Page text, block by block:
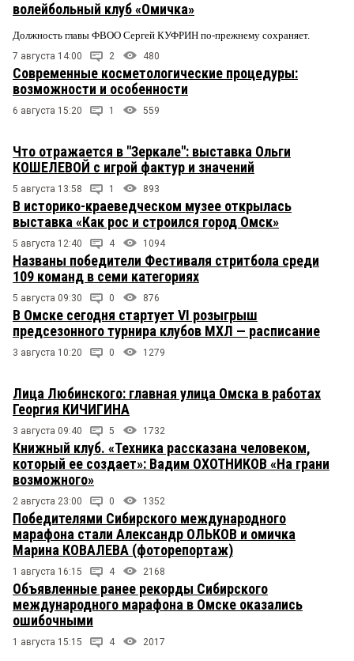
волейбольный клуб «Омичка»
Должность главы ФВОО Сергей КУФРИН по-прежнему сохраняет.
7 августа 14:00 2 480
Современные косметологические процедуры:
возможности и особенности
6 августа 15:20 1 559
Что отражается в "Зеркале": выставка Ольги
КОШЕЛЕВОЙ с игрой фактур и значений
5 августа 13:58 1 893
В историко-краеведческом музее открылась
выставка «Как рос и строился город Омск»
5 августа 12:40 4 1094
Названы победители Фестиваля стритбола среди
109 команд в семи категориях
5 августа 09:30 0 876
В Омске сегодня стартует VI розыгрыш
предсезонного турнира клубов МХЛ — расписание
3 августа 10:20 0 1279
Лица Любинского: главная улица Омска в работах
Георгия КИЧИГИНА
3 августа 09:40 5 1732
Книжный клуб. «Техника рассказана человеком,
который ее создает»: Вадим ОХОТНИКОВ «На грани
возможного»
2 августа 23:00 0 1352
Победителями Сибирского международного
марафона стали Александр ОЛЬКОВ и омичка
Марина КОВАЛЕВА (фоторепортаж)
1 августа 16:15 4 2168
Объявленные ранее рекорды Сибирского
международного марафона в Омске оказались
ошибочными
1 августа 15:15 4 2017